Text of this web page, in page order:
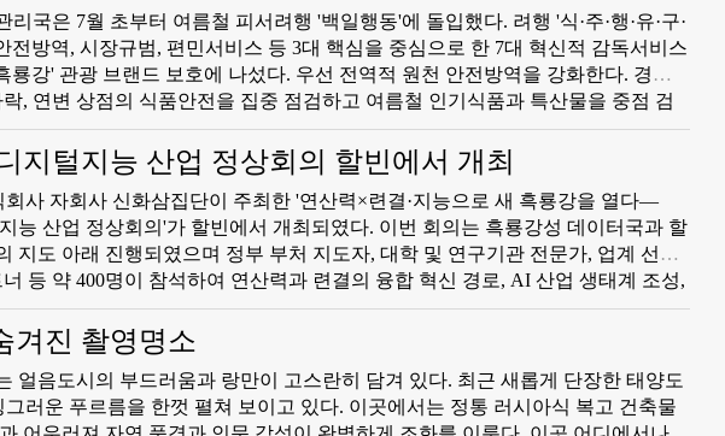
리국은 7월 초부터 여름철 피서려행 '백일행동'에 돌입했다. 려행 '식·주·행·유·구·
전방역, 시장규범, 편민서비스 등 3대 핵심을 중심으로 한 7대 혁신적 감독서비스
보호에 나섰다. 우선 전역적 원천 안전방역을 강화한다. 경관
, 연변 상점의 식품안전을 집중 점검하고 여름철 인기식품과 특산물을 중점 검
시 식품·불법첨가물을 엄단한다. 또한 케이블카·놀이시설·승강기 등 특수설비
정기적 유지보수와 응급훈련을 의무화했다. 려행용 캠핑장비·자외선차단용품
질감시도 강화, 위조 및 불량제품 유통을 차단한다.
지털지능 산업 정상회의 할빈에서 개최
회사 자회사 신화삼집단이 주최한 '연산력×련결·지능으로 새 흑룡강을 열다—
능 산업 정상회의'가 할빈에서 개최되였다. 이번 회의는 흑룡강성 데이터국과 할
지도 아래 진행되였으며 정부 부처 지도자, 대학 및 연구기관 전문가, 업계 선도
등 약 400명이 참석하여 연산력과 련결의 융합 혁신 경로, AI 산업 생태계 조성,
지털 허브 구축 방안을 론의했다.
겨진 촬영명소
얼음도시의 부드러움과 랑만이 고스란히 담겨 있다. 최근 새롭게 단장한 태양도
러운 푸르름을 한껏 펼쳐 보이고 있다. 이곳에서는 정통 러시아식 복고 건축물